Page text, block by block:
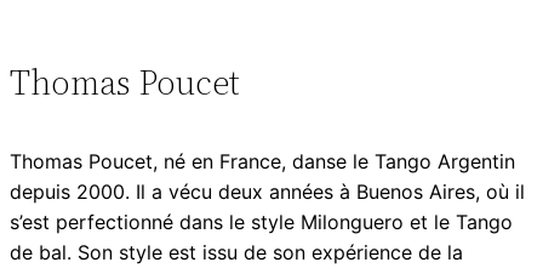
Thomas Poucet
Thomas Poucet, né en France, danse le Tango Argentin
depuis 2000. Il a vécu deux années à Buenos Aires, où il
s’est perfectionné dans le style Milonguero et le Tango
de bal. Son style est issu de son expérience de la